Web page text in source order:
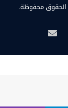
بريد
همسة